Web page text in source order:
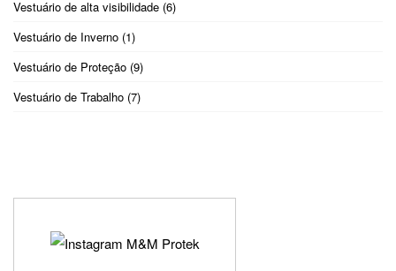
Vestuário de alta visibilidade (6)
Vestuário de Inverno (1)
Vestuário de Proteção (9)
Vestuário de Trabalho (7)